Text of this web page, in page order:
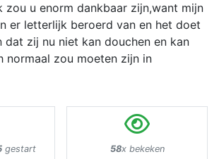
zou u enorm dankbaar zijn,want mijn
er letterlijk beroerd van en het doet
dat zij nu niet kan douchen en kan
normaal zou moeten zijn in
gestart 58x bekeken